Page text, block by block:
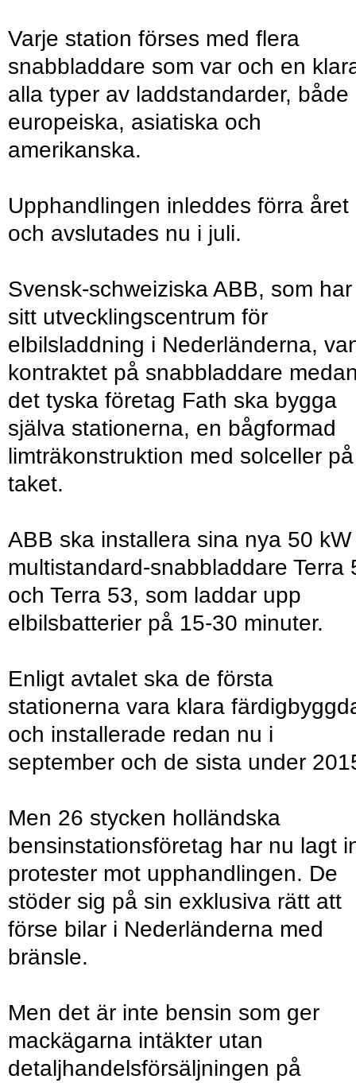
Varje station förses med flera
snabbladdare som var och en
alla typer av laddstandarder, både
europeiska, asiatiska och
amerikanska.
Upphandlingen inleddes förra året
och avslutades nu i juli.
Svensk-schweiziska ABB, som har
sitt utvecklingscentrum för
elbilsladdning i Nederländerna,
kontraktet på snabbladdare
det tyska företag Fath ska bygga
själva stationerna, en bågformad
limträkonstruktion med solceller på
taket.
ABB ska installera sina nya 50 kW
multistandard-snabbladdare Terra
och Terra 53, som laddar upp
elbilsbatterier på 15-30 minuter.
Enligt avtalet ska de första
stationerna vara klara
och installerade redan nu i
september och de sista under
Men 26 stycken holländska
bensinstationsföretag har nu lagt
protester mot upphandlingen. De
stöder sig på sin exklusiva rätt att
förse bilar i Nederländerna med
bränsle.
Men det är inte bensin som ger
mackägarna intäkter utan
detaljhandelsförsäljningen på